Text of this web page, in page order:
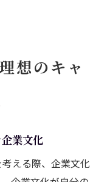
想のキャ
業文化
える際、企業文化